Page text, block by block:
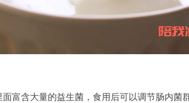
富含大量的益生菌，食用后可以调节肠内菌